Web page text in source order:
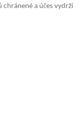
a účes vydrží